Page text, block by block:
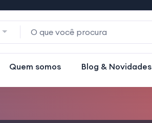
Quem somos Blog & Novidades